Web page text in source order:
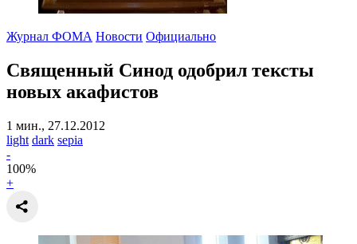
Журнал ФОМА Новости Официально
Священный Синод одобрил тексты
новых акафистов
1 мин., 27.12.2012
light dark sepia
-
100%
+